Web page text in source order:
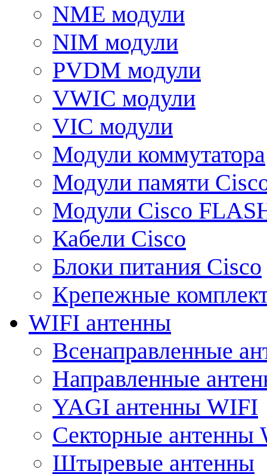
NME модули
NIM модули
PVDM модули
VWIC модули
VIC модули
Модули коммутатора
Модули памяти
Модули Cisco
Кабели Cisco
Блоки питания Cisco
Крепежные
WIFI антенны
Всенаправленные
Направленные
YAGI антенны WIFI
Секторные антенны
Штыревые антенны